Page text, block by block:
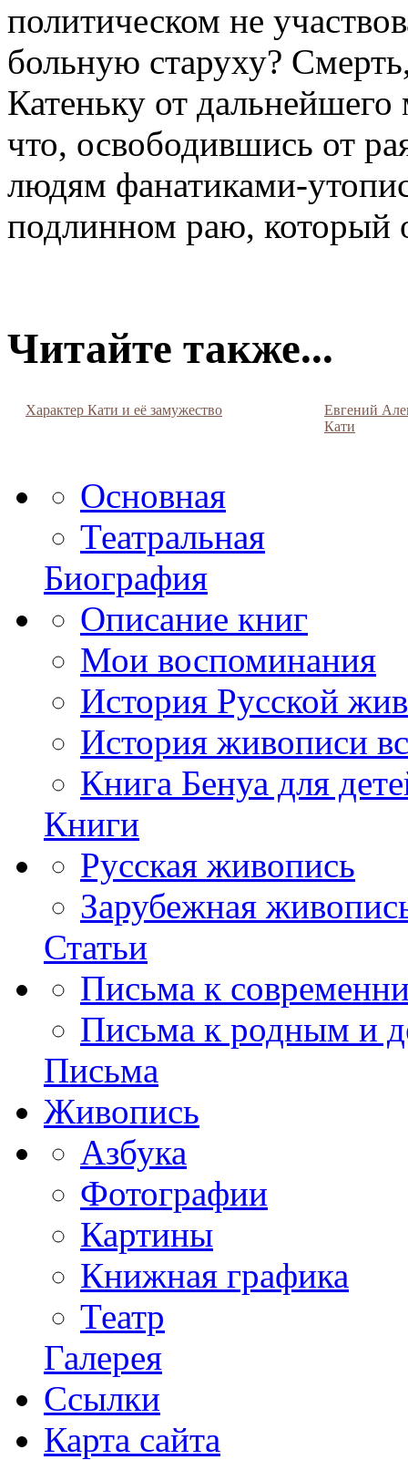
политическом не
больную старуху?
Катеньку от
что, освободившись от
людям фанатиками-
подлинном раю, который
Читайте также...
Характер Кати и её замужество
Евгений
Кати
Основная
Театральная
Биография
Описание книг
Мои воспоминания
История Русской
История живописи
Книга Бенуа для
Книги
Русская живопись
Зарубежная
Статьи
Письма к
Письма к родным и
Письма
Живопись
Азбука
Фотографии
Картины
Книжная графика
Театр
Галерея
Ссылки
Карта сайта